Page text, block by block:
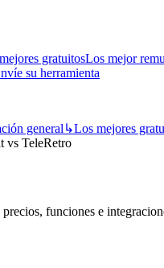
gratuitosLos mejor
su herramienta
general ↳Los mejores
vs TeleRetro
funciones e